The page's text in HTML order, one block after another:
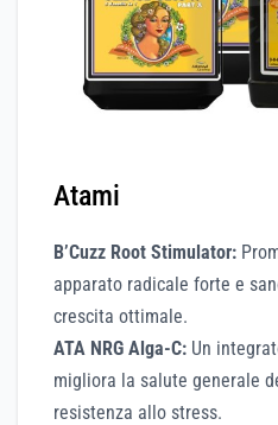
Atami
B’Cuzz Root Stimulator:
apparato radicale forte e
crescita ottimale.
ATA NRG Alga-C: Un
migliora la salute generale
resistenza allo stress.